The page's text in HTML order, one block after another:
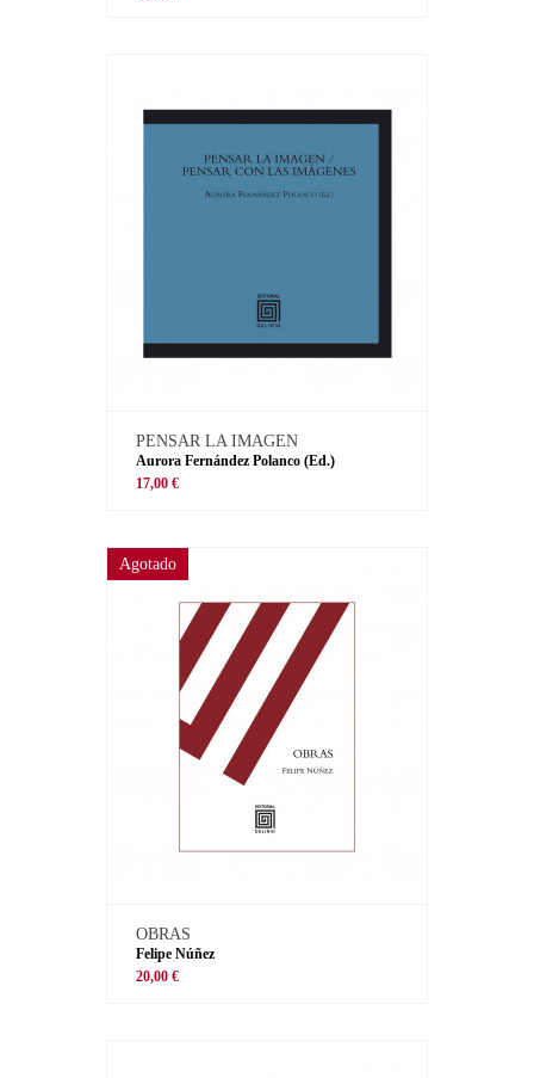
PENSAR LA IMAGEN
Aurora Fernández Polanco (Ed.)
17,00 €
Agotado
OBRAS
Felipe Núñez
20,00 €